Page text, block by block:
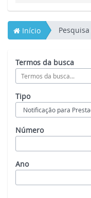
Início
Termos da busca
Tipo
Número
Ano